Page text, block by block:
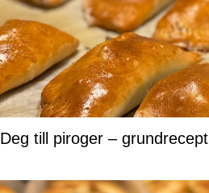
Deg till piroger – grundrecept